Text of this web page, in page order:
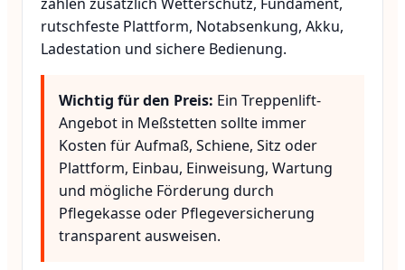
rutschfeste Plattform, Notabsenkung, Akku,
Ladestation und sichere Bedienung.
Wichtig für den Preis: Ein Treppenlift-
Angebot in Meßstetten sollte immer
Kosten für Aufmaß, Schiene, Sitz oder
Plattform, Einbau, Einweisung, Wartung
und mögliche Förderung durch
Pflegekasse oder Pflegeversicherung
transparent ausweisen.